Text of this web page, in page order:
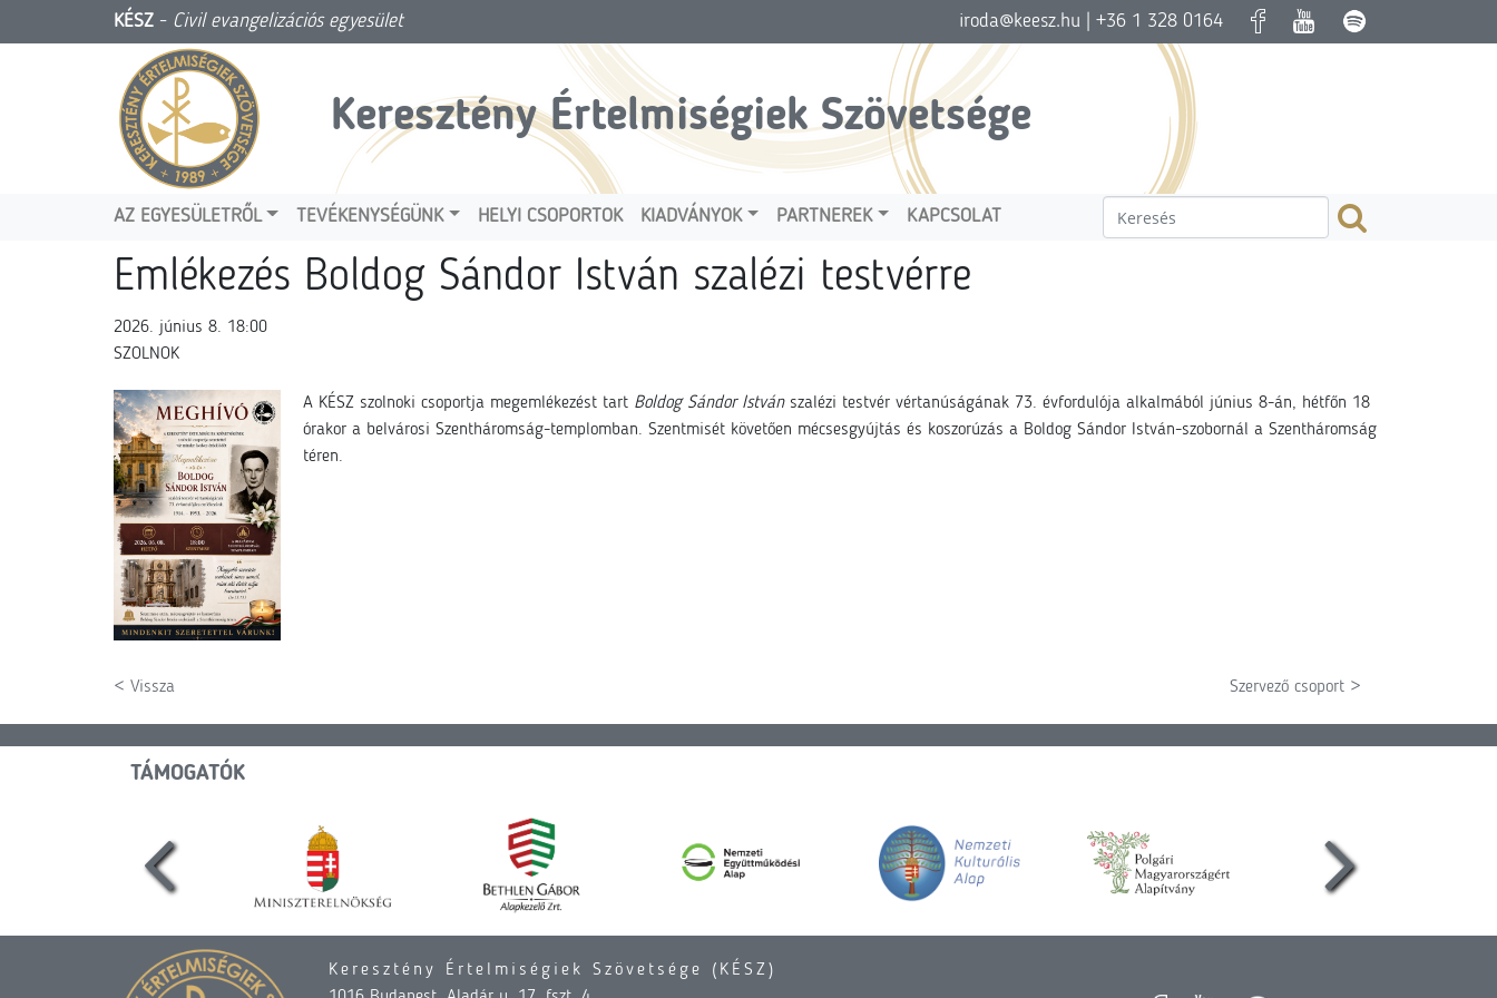
KÉSZ - Civil evangelizációs egyesület iroda@keesz.hu | +36 1 328 0164
Keresztény Értelmiségiek Szövetsége
AZ EGYESÜLETRŐL TEVÉKENYSÉGÜNK HELYI CSOPORTOK KIADVÁNYOK PARTNEREK KAPCSOLAT
Emlékezés Boldog Sándor István szalézi testvérre
2026. június 8. 18:00
SZOLNOK
A KÉSZ szolnoki csoportja megemlékezést tart Boldog Sándor Istvánszalézi testvér vértanúságának 73. évfordulója alkalmából június 8-án, hétfőn 18
órakor a belvárosi Szentháromság-templomban. Szentmisét követően mécsesgyújtás és koszorúzás a Boldog Sándor István-szobornál a Szentháromság
téren.
< Vissza Szervező csoport >
TÁMOGATÓK
Keresztény Értelmiségiek Szövetsége (KÉSZ)